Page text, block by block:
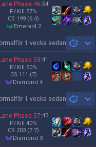
Lane Phase 46:54
P/Kill 57%
CS 199 (6.4)
emerald 2
för 1 vecka sedan
Lane Phase 59:41
P/Kill 50%
CS 111 (7)
diamond 4
för 1 vecka sedan
Lane Phase 57:43
P/Kill 40%
CS 203 (7.7)
diamond 3